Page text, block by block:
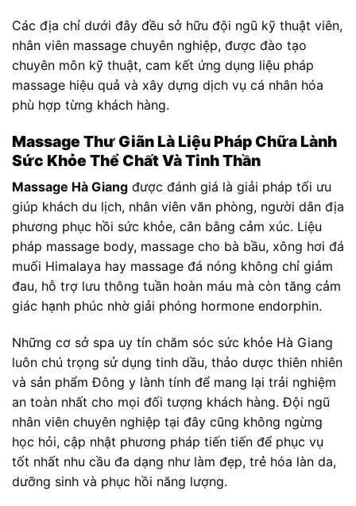
Các địa chỉ dưới đây đều sở hữu đội ngũ kỹ thuật viên,
nhân viên massage chuyên nghiệp, được đào tạo
chuyên môn kỹ thuật, cam kết ứng dụng liệu pháp
massage hiệu quả và xây dựng dịch vụ cá nhân hóa
phù hợp từng khách hàng.
Massage Thư Giãn Là Liệu Pháp Chữa Lành
Sức Khỏe Thể Chất Và Tinh Thần
Massage Hà Giang được đánh giá là giải pháp tối ưu
giúp khách du lịch, nhân viên văn phòng, người dân địa
phương phục hồi sức khỏe, cân bằng cảm xúc. Liệu
pháp massage body, massage cho bà bầu, xông hơi đá
muối Himalaya hay massage đá nóng không chỉ giảm
đau, hỗ trợ lưu thông tuần hoàn máu mà còn tăng cảm
giác hạnh phúc nhờ giải phóng hormone endorphin.
Những cơ sở spa uy tín chăm sóc sức khỏe Hà Giang
luôn chú trọng sử dụng tinh dầu, thảo dược thiên nhiên
và sản phẩm Đông y lành tính để mang lại trải nghiệm
an toàn nhất cho mọi đối tượng khách hàng. Đội ngũ
nhân viên chuyên nghiệp tại đây cũng không ngừng
học hỏi, cập nhật phương pháp tiến tiến để phục vụ
tốt nhất nhu cầu đa dạng như làm đẹp, trẻ hóa làn da,
dưỡng sinh và phục hồi năng lượng.